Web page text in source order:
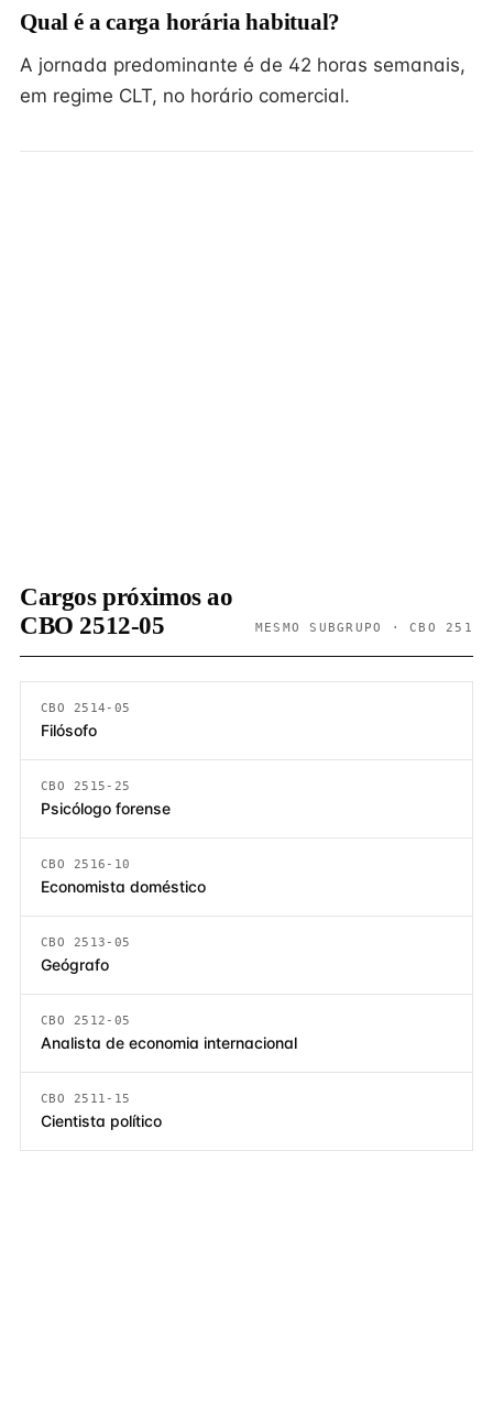
Qual é a carga horária habitual?
A jornada predominante é de 42 horas semanais,
em regime CLT, no horário comercial.
Cargos próximos ao
CBO 2512-05
MESMO SUBGRUPO · CBO 251
CBO 2514-05
Filósofo
CBO 2515-25
Psicólogo forense
CBO 2516-10
Economista doméstico
CBO 2513-05
Geógrafo
CBO 2512-05
Analista de economia internacional
CBO 2511-15
Cientista político